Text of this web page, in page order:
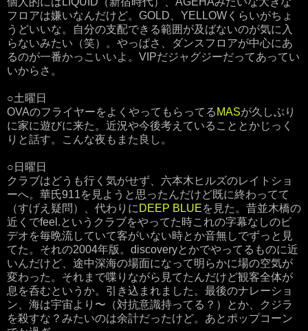
フロアは嫌いなんだけど。GOLD、YELLOWくらいがちょ
うどいいな。自分の支配できる範囲が及ばないのが気に入
らないみたい（笑）。やっぱさ、ダンスフロアが中心にあ
るのが一番かっこいいよ。VIPだジャグジーだってあってい
いからさ。
○土曜日
OVAのフライヤーをよくやってもらってる MASが久しぶり
に家に遊びに来た。近況や今後考えていることとかじっく
りと話す。こんな夜もまた良し。
○日曜日
クラブはどうも行く気がせず、六本木ヒルズのレイトショ
ーへ。華氏911を見ようと思ったんだけど既に終わってて
（すげえ疑問）、代わりに DEEP BLUEを見た。昔並木橋の
近くでfeel.というクラブをやってた時これの字幕なしのビ
デオを毎晩流していて客がいない時とか音無しでずっと見
てた。それの2004年版。discoveryとかでやってるものに近
いんだけど、途中深海の場面になって明らかに場の空気が
変わった。それまで喋りながら見てたんだけど観客全体が
息を呑むというか。引き込まれました。最後のナレーショ
ン、海は宇宙より〜（対抗意識持ってる？）とか、クジラ
を殺すな？みたいのは余計だったけど。あとポップコーン